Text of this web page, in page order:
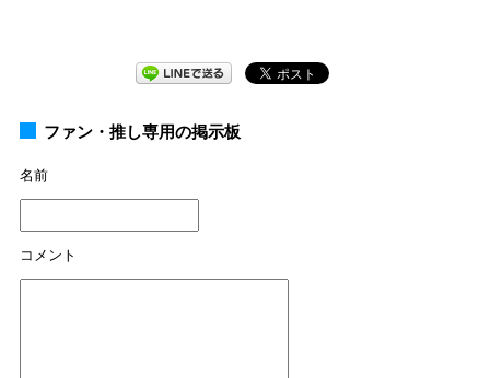
ファン・推し専用の掲示板
名前
コメント